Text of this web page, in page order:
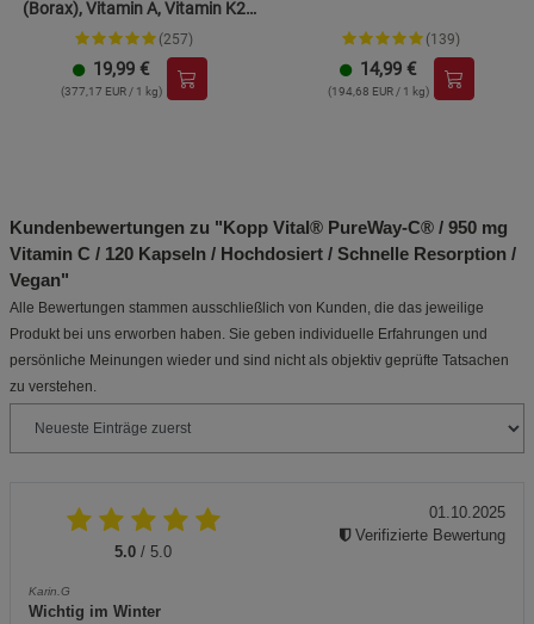
(Borax), Vitamin A, Vitamin K2
und Zink
(257)
19,99 €
(377,17 EUR / 1 kg)
(139)
14,99 €
(194,68 EUR / 1 kg)
Kundenbewertungen zu "Kopp Vital® PureWay-C® / 950 mg
Vitamin C / 120 Kapseln / Hochdosiert / Schnelle Resorption /
Vegan"
Alle Bewertungen stammen ausschließlich von Kunden, die das jeweilige
Produkt bei uns erworben haben. Sie geben individuelle Erfahrungen und
persönliche Meinungen wieder und sind nicht als objektiv geprüfte Tatsachen
zu verstehen.
5.0 / 5.0
Karin.G
Wichtig im Winter
01.10.2025
Verifizierte Bewertung